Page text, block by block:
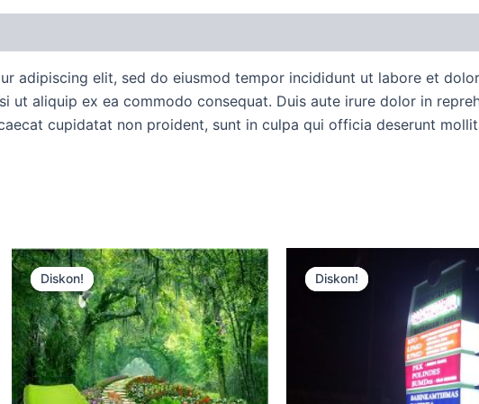
adipiscing elit, sed do eiusmod tempor incididunt ut labore et
ut aliquip ex ea commodo consequat. Duis aute irure dolor in
cupidatat non proident, sunt in culpa qui officia deserunt
Diskon!
Diskon!
Harga
aslinya
adalah:
Rp15.000.
Harga
saat
ini
adalah:
Rp12.500.
Diskon!
Diskon!
aslinya
adalah:
Rp15.000.
ini
adalah:
Rp12.500.